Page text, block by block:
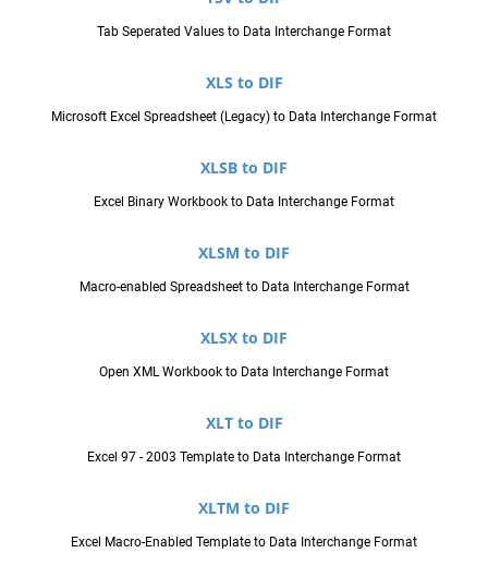
Tab Seperated Values to Data Interchange Format
XLS to DIF
Microsoft Excel Spreadsheet (Legacy) to Data Interchange Format
XLSB to DIF
Excel Binary Workbook to Data Interchange Format
XLSM to DIF
Macro-enabled Spreadsheet to Data Interchange Format
XLSX to DIF
Open XML Workbook to Data Interchange Format
XLT to DIF
Excel 97 - 2003 Template to Data Interchange Format
XLTM to DIF
Excel Macro-Enabled Template to Data Interchange Format